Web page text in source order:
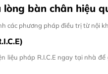
bàn chân hiệu
các phương pháp điều trị từ nội
liệu pháp R.I.C.E ngay tại nhà